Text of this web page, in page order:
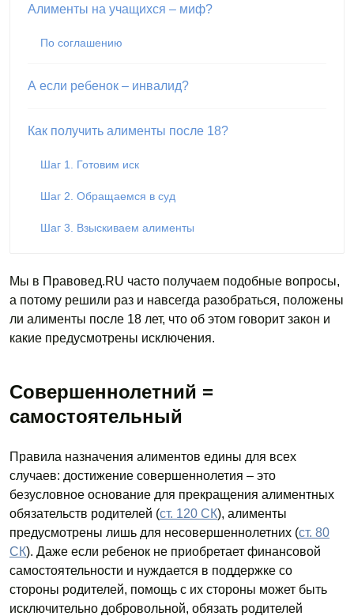
Алименты на учащихся – миф?
По соглашению
А если ребенок – инвалид?
Как получить алименты после 18?
Шаг 1. Готовим иск
Шаг 2. Обращаемся в суд
Шаг 3. Взыскиваем алименты
Мы в Правовед.RU часто получаем подобные вопросы,
а потому решили раз и навсегда разобраться, положены
ли алименты после 18 лет, что об этом говорит закон и
какие предусмотрены исключения.
Совершеннолетний =
самостоятельный
Правила назначения алиментов едины для всех
случаев: достижение совершеннолетия – это
безусловное основание для прекращения алиментных
обязательств родителей (ст. 120 СК), алименты
предусмотрены лишь для несовершеннолетних (ст. 80
СК). Даже если ребенок не приобретает финансовой
самостоятельности и нуждается в поддержке со
стороны родителей, помощь с их стороны может быть
исключительно добровольной, обязать родителей